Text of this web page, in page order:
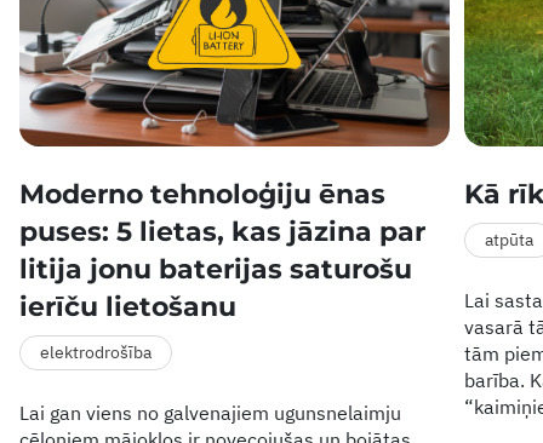
Moderno tehnoloģiju ēnas
puses: 5 lietas, kas jāzina par
litija jonu baterijas saturošu
ierīču lietošanu
elektrodrošība
Lai gan viens no galvenajiem ugunsnelaimju
Kā
atpūta
Lai
vasarā
tām
barība.